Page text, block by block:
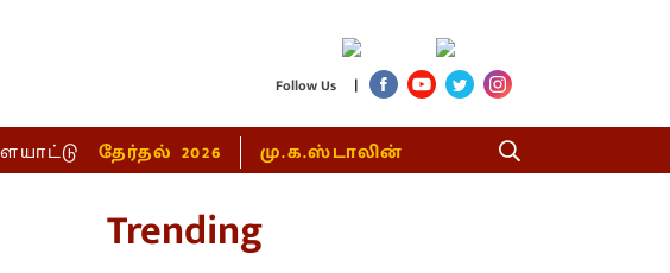
Follow Us |
தேர்தல் 2026 மு.க.ஸ்டாலின்
Trending